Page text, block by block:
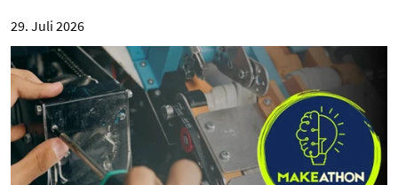
29. Juli 2026